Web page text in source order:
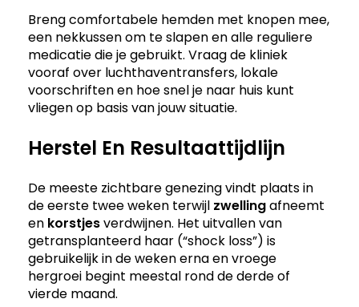
Breng comfortabele hemden met knopen mee,
een nekkussen om te slapen en alle reguliere
medicatie die je gebruikt. Vraag de kliniek
vooraf over luchthaventransfers, lokale
voorschriften en hoe snel je naar huis kunt
vliegen op basis van jouw situatie.
Herstel En Resultaattijdlijn
De meeste zichtbare genezing vindt plaats in
de eerste twee weken terwijl zwellingafneemt
en korstjesverdwijnen. Het uitvallen van
getransplanteerd haar (“shock loss”) is
gebruikelijk in de weken erna en vroege
hergroei begint meestal rond de derde of
vierde maand.